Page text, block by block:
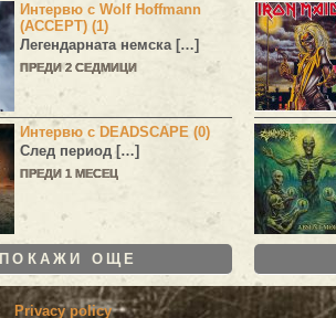
Интервю с Wolf Hoffmann
(ACCEPT) (1)
Легендарната немска […]
ПРЕДИ 2 СЕДМИЦИ
Интервю с DEADSCAPE (0)
След период […]
ПРЕДИ 1 МЕСЕЦ
ПОКАЖИ ОЩЕ
Privacy policy